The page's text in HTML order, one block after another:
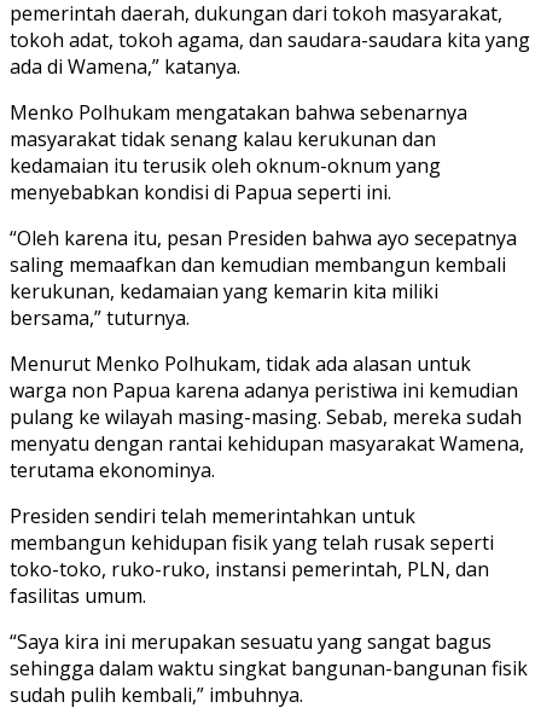
pemerintah daerah, dukungan dari tokoh masyarakat,
tokoh adat, tokoh agama, dan saudara-saudara kita yang
ada di Wamena,” katanya.
Menko Polhukam mengatakan bahwa sebenarnya
masyarakat tidak senang kalau kerukunan dan
kedamaian itu terusik oleh oknum-oknum yang
menyebabkan kondisi di Papua seperti ini.
“Oleh karena itu, pesan Presiden bahwa ayo secepatnya
saling memaafkan dan kemudian membangun kembali
kerukunan, kedamaian yang kemarin kita miliki
bersama,” tuturnya.
Menurut Menko Polhukam, tidak ada alasan untuk
warga non Papua karena adanya peristiwa ini kemudian
pulang ke wilayah masing-masing. Sebab, mereka sudah
menyatu dengan rantai kehidupan masyarakat Wamena,
terutama ekonominya.
Presiden sendiri telah memerintahkan untuk
membangun kehidupan fisik yang telah rusak seperti
toko-toko, ruko-ruko, instansi pemerintah, PLN, dan
fasilitas umum.
“Saya kira ini merupakan sesuatu yang sangat bagus
sehingga dalam waktu singkat bangunan-bangunan fisik
sudah pulih kembali,” imbuhnya.